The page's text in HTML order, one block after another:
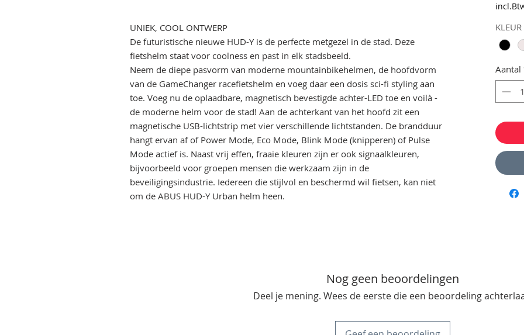
UNIEK, COOL ONTWERP
De futuristische nieuwe HUD-Y is de perfecte metgezel in de stad. Deze
fietshelm staat voor coolness en past in elk stadsbeeld.
Neem de diepe pasvorm van moderne mountainbikehelmen, de hoofdvorm
van de GameChanger racefietshelm en voeg daar een dosis sci-fi styling aan
toe. Voeg nu de oplaadbare, magnetisch bevestigde achter-LED toe en voilà -
de moderne helm voor de stad! Aan de achterkant van het hoofd zit een
magnetische USB-lichtstrip met vier verschillende lichtstanden. De brandduur
hangt ervan af of Power Mode, Eco Mode, Blink Mode (knipperen) of Pulse
Mode actief is. Naast vrij effen, fraaie kleuren zijn er ook signaalkleuren,
bijvoorbeeld voor groepen mensen die werkzaam zijn in de
beveiligingsindustrie. Iedereen die stijlvol en beschermd wil fietsen, kan niet
om de ABUS HUD-Y Urban helm heen.
KLEUR
Aantal
Nog geen beoordelingen
Deel je mening. Wees de eerste die een beoordeling